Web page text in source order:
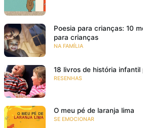
Poesia para crianças: 10
para crianças
NA FAMÍLIA
18 livros de história
RESENHAS
O meu pé de laranja lima
SE EMOCIONAR